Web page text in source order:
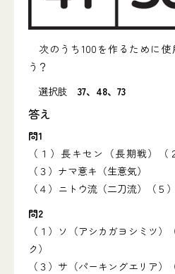
次のうち100を作るために使
う？
選択肢 37、48、73
答え
問1
（１）長キセン（長期戦）（
（３）ナマ意キ（生意気）
（４）ニトウ流（二刀流）（５
問2
（１）ソ（アシカガヨシミツ）
ク）
（３）サ（パーキングエリア